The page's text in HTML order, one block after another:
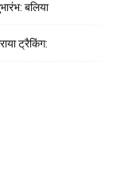
बलिया
ट्रैकिंग: